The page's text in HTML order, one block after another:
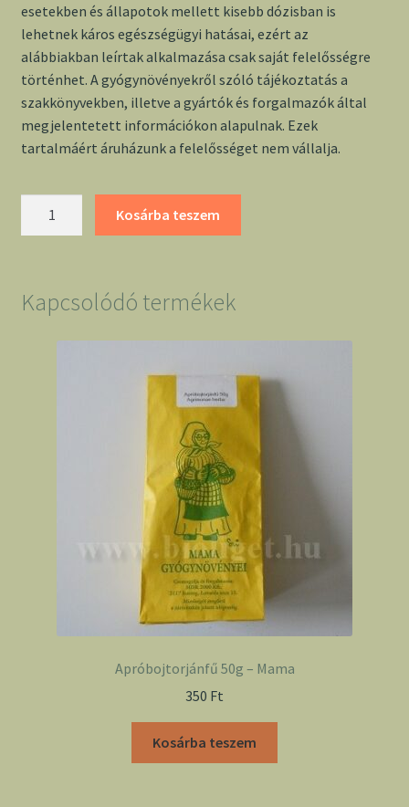
esetekben és állapotok mellett kisebb dózisban is
lehetnek káros egészségügyi hatásai, ezért az
alábbiakban leírtak alkalmazása csak saját felelősségre
történhet. A gyógynövényekről szóló tájékoztatás a
szakkönyvekben, illetve a gyártók és forgalmazók által
megjelentetett információkon alapulnak. Ezek
tartalmáért áruházunk a felelősséget nem vállalja.
mennyiség
Kosárba teszem
Kapcsolódó termékek
Apróbojtorjánfű 50g – Mama
350 Ft
Kosárba teszem